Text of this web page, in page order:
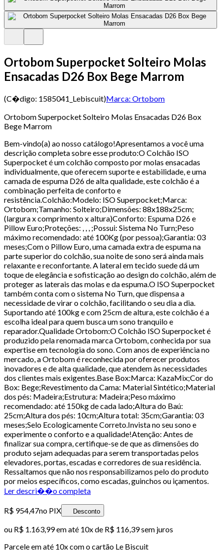
Ortobom Superpocket Solteiro Molas
Ensacadas D26 Box Bege Marrom
(C�digo: 1585041_Lebiscuit)Marca: Ortobom
Ortobom Superpocket Solteiro Molas Ensacadas D26 Box
Bege Marrom
Bem-vindo(a) ao nosso catálogo!Apresentamos a você uma
descrição completa sobre esse produto:O Colchão ISO
Superpocket é um colchão composto por molas ensacadas
individualmente, que oferecem suporte e estabilidade, e uma
camada de espuma D26 de alta qualidade, este colchão é a
combinação perfeita de conforto e
resistência.Colchão:Modelo: ISO Superpocket;Marca:
Ortobom;Tamanho: Solteiro;Dimensões: 88x188x25cm;
(largura x comprimento x altura)Conforto: Espuma D26 e
Pillow Euro;Proteções: , , , ;Possui: Sistema No Turn;Peso
máximo recomendado: até 100Kg (por pessoa);Garantia: 03
meses;Com o Pillow Euro, uma camada extra de espuma na
parte superior do colchão, sua noite de sono será ainda mais
relaxante e reconfortante. A lateral em tecido suede dá um
toque de elegância e sofisticação ao design do colchão, além de
proteger as laterais das molas e da espuma.O ISO Superpocket
também conta com o sistema No Turn, que dispensa a
necessidade de virar o colchão, facilitando o seu dia a dia.
Suportando até 100kg e com 25cm de altura, este colchão é a
escolha ideal para quem busca um sono tranquilo e
reparador.Qualidade Ortobom:O Colchão ISO Superpocket é
produzido pela renomada marca Ortobom, conhecida por sua
expertise em tecnologia do sono. Com anos de experiência no
mercado, a Ortobom é reconhecida por oferecer produtos
inovadores e de alta qualidade, que atendem às necessidades
dos clientes mais exigentes.Base Box:Marca: KazaMix;Cor do
Box: Bege;Revestimento da Cama: Material Sintético;Material
dos pés: Madeira;Estrutura: Madeira;Peso máximo
recomendado: até 150kg de cada lado;Altura do Baú:
25cm;Altura dos pés: 10cm;Altura total: 35cm;Garantia: 03
meses;Selo Ecologicamente Correto.Invista no seu sono e
experimente o conforto e a qualidade!Atenção: Antes de
finalizar sua compra, certifique-se de que as dimensões do
produto sejam adequadas para serem transportadas pelos
elevadores, portas, escadas e corredores de sua residência.
Ressaltamos que não nos responsabilizamos pelo do produto
por meios específicos, como escadas, guinchos ou içamentos.
Ler descri��o completa
R$ 954,47no PIX Desconto
ou R$ 1.163,99em até 10x de R$ 116,39 sem juros
Parcele em até 10x com o cartão Le Biscuit